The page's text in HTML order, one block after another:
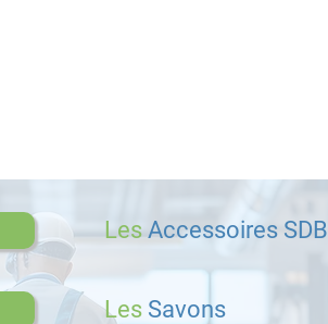
Les Accessoires SDB
Les Savons